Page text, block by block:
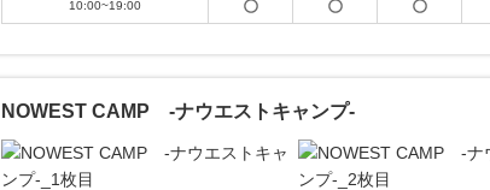
10:00~19:00
NOWEST CAMP -ナウエストキャンプ-